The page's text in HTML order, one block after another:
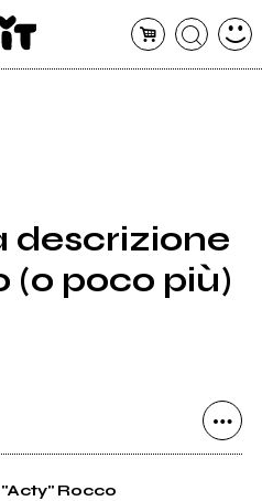
descrizione
(o poco più)
Rocco